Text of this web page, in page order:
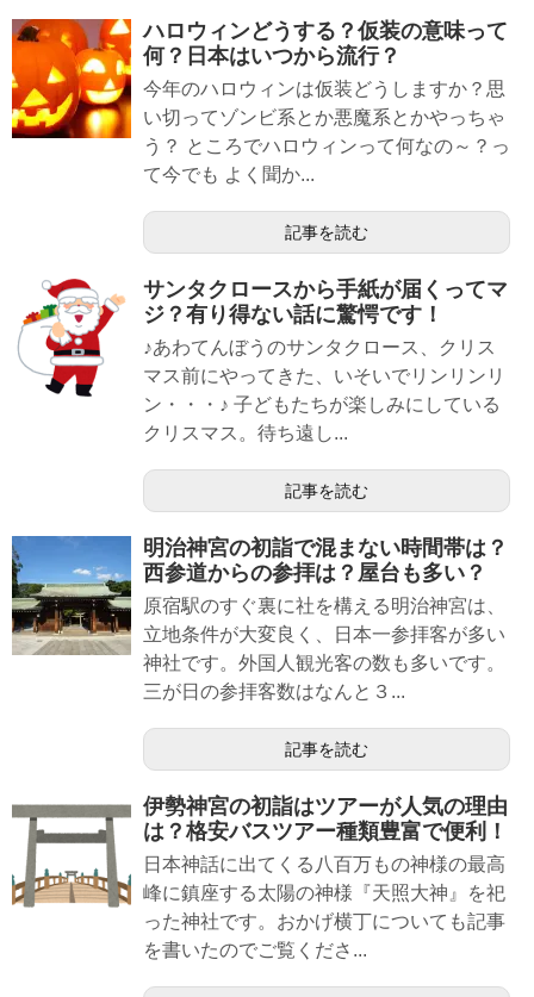
ハロウィンどうする？仮装の意味って
何？日本はいつから流行？
今年のハロウィンは仮装どうしますか？思
い切ってゾンビ系とか悪魔系とかやっちゃ
う？ ところでハロウィンって何なの～？っ
て今でも よく聞か...
記事を読む
サンタクロースから手紙が届くってマ
ジ？有り得ない話に驚愕です！
♪あわてんぼうのサンタクロース、クリス
マス前にやってきた、いそいでリンリンリ
ン・・・♪ 子どもたちが楽しみにしている
クリスマス。待ち遠し...
記事を読む
明治神宮の初詣で混まない時間帯は？
西参道からの参拝は？屋台も多い？
原宿駅のすぐ裏に社を構える明治神宮は、
立地条件が大変良く、日本一参拝客が多い
神社です。外国人観光客の数も多いです。
三が日の参拝客数はなんと３...
記事を読む
伊勢神宮の初詣はツアーが人気の理由
は？格安バスツアー種類豊富で便利！
日本神話に出てくる八百万もの神様の最高
峰に鎮座する太陽の神様『天照大神』を祀
った神社です。おかげ横丁についても記事
を書いたのでご覧くださ...